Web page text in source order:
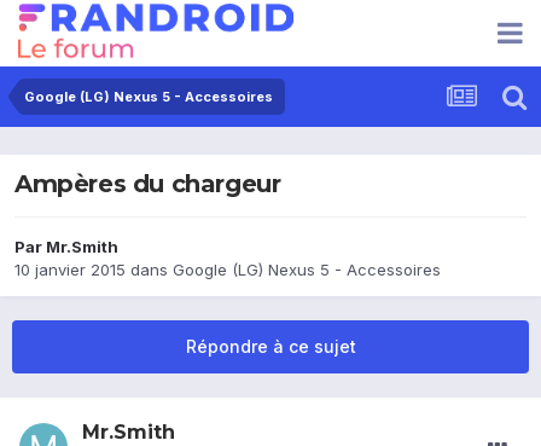
Google (LG) Nexus 5 - Accessoires
Ampères du chargeur
Par Mr.Smith
10 janvier 2015 dans Google (LG) Nexus 5 - Accessoires
Répondre à ce sujet
Mr.Smith